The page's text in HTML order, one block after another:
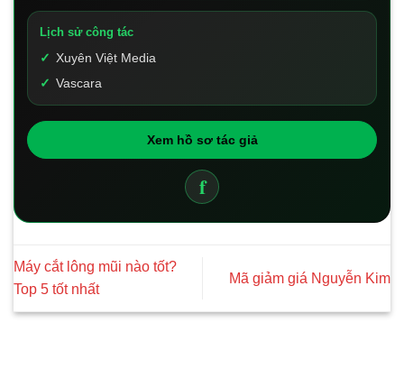
Lịch sử công tác
Xuyên Việt Media
Vascara
Xem hồ sơ tác giả
f
Máy cắt lông mũi nào tốt?
Top 5 tốt nhất
Mã giảm giá Nguyễn Kim